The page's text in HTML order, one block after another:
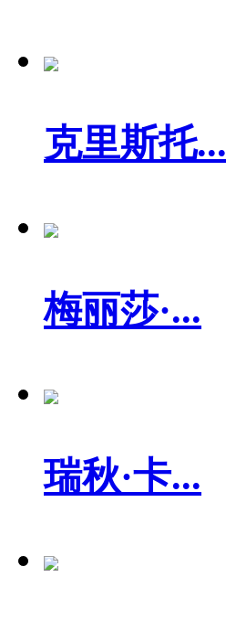
克里斯托...
梅丽莎·...
瑞秋·卡...